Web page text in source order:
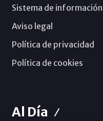
Sistema de información
Aviso legal
Política de privacidad
Política de cookies
Al Día